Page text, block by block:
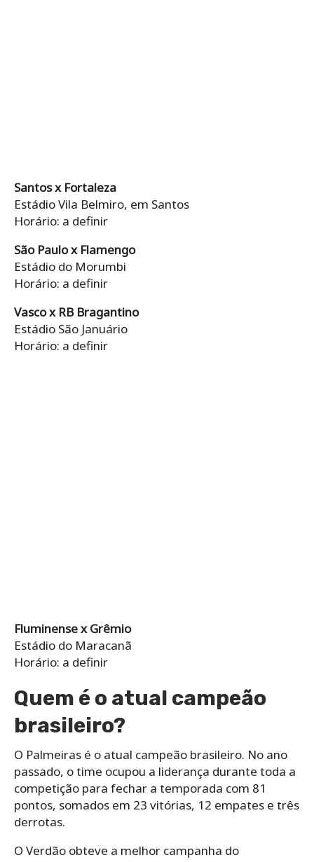
Santos x Fortaleza
Estádio Vila Belmiro, em Santos
Horário: a definir
São Paulo x Flamengo
Estádio do Morumbi
Horário: a definir
Vasco x RB Bragantino
Estádio São Januário
Horário: a definir
Fluminense x Grêmio
Estádio do Maracanã
Horário: a definir
Quem é o atual campeão
brasileiro?
O Palmeiras é o atual campeão brasileiro. No ano
passado, o time ocupou a liderança durante toda a
competição para fechar a temporada com 81
pontos, somados em 23 vitórias, 12 empates e três
derrotas.
O Verdão obteve a melhor campanha do